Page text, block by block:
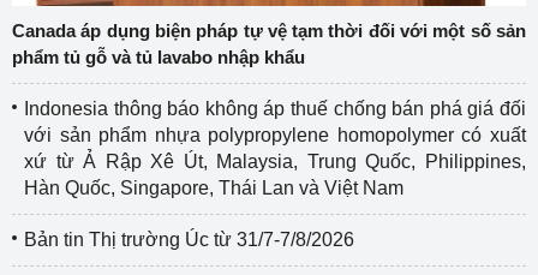
Canada áp dụng biện pháp tự vệ tạm thời đối với một số sản
phẩm tủ gỗ và tủ lavabo nhập khẩu
Indonesia thông báo không áp thuế chống bán phá giá đối
với sản phẩm nhựa polypropylene homopolymer có xuất
xứ từ Ả Rập Xê Út, Malaysia, Trung Quốc, Philippines,
Hàn Quốc, Singapore, Thái Lan và Việt Nam
Bản tin Thị trường Úc từ 31/7-7/8/2026